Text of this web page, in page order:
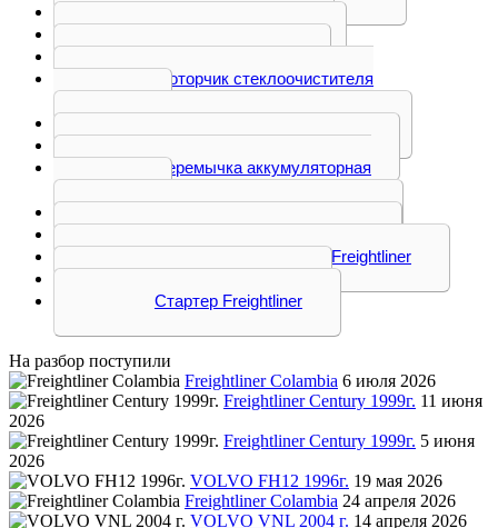
Моторчик стеклоочистителя
Freightliner
Перемычка аккумуляторная
Freightliner
Реле, реостат, розетка Freightliner
Стартер Freightliner
На разбор поступили
Freightliner Colambia 6 июля 2026
Freightliner Century 1999г. 11 июня
2026
Freightliner Century 1999г. 5 июня
2026
VOLVO FH12 1996г. 19 мая 2026
Freightliner Colambia 24 апреля 2026
VOLVO VNL 2004 г. 14 апреля 2026